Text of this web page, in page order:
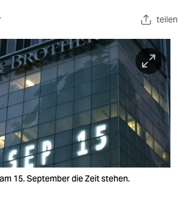
teilen
15. September die Zeit stehen.